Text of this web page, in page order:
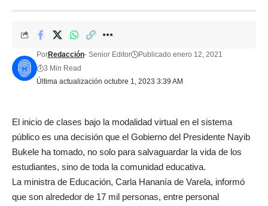
Última actualización octubre 1, 2023 3:39 AM
PorRedacción- Senior Editor
Publicado enero 12, 2021
3 Min Read
El inicio de clases bajo la modalidad virtual en el sistema
público es una decisión que el Gobierno del Presidente Nayib
Bukele ha tomado, no solo para salvaguardar la vida de los
estudiantes, sino de toda la comunidad educativa.
La ministra de Educación, Carla Hananía de Varela, informó
que son alrededor de 17 mil personas, entre personal